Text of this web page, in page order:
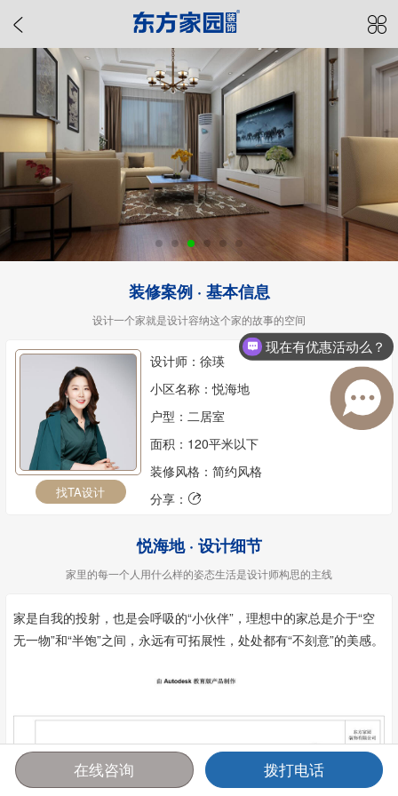
装修案例 · 基本信息
设计一个家就是设计容纳这个家的故事的空间
找TA设计
设计师：徐瑛
小区名称：悦海地
户型：二居室
面积：120平米以下
装修风格：简约风格
分享： 
悦海地 · 设计细节
家里的每一个人用什么样的姿态生活是设计师构思的主线
家是自我的投射，也是会呼吸的“小伙伴”，理想中的家总是介于“空
无一物”和“半饱”之间，永远有可拓展性，处处都有“不刻意”的美感。
首页 报价 电话 咨询
现在有优惠活动么？
在线咨询 拨打电话